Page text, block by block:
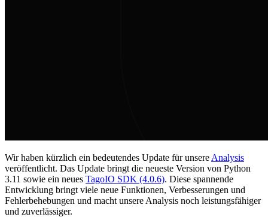
Wir haben kürzlich ein bedeutendes Update für unsere Analysis
veröffentlicht. Das Update bringt die neueste Version von Python
3.11 sowie ein neues TagoIO SDK (4.0.6). Diese spannende
Entwicklung bringt viele neue Funktionen, Verbesserungen und
Fehlerbehebungen und macht unsere Analysis noch leistungsfähiger
und zuverlässiger.